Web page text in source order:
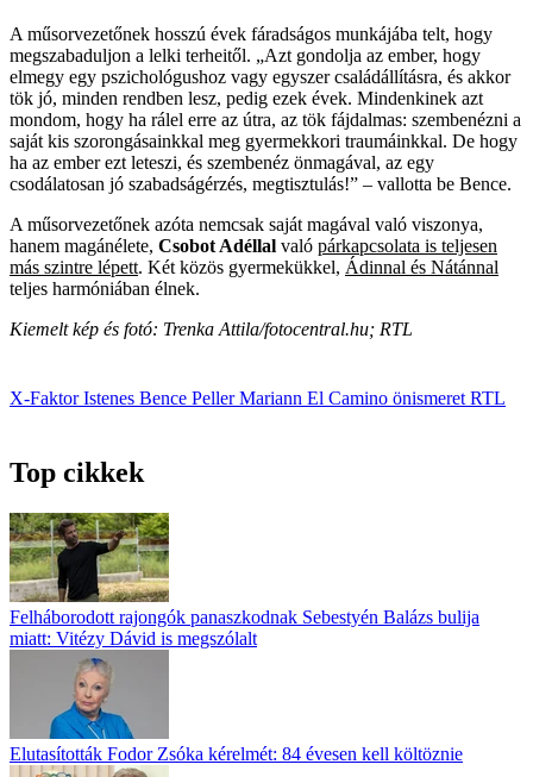
A műsorvezetőnek hosszú évek fáradságos munkájába telt, hogy
megszabaduljon a lelki terheitől. „Azt gondolja az ember, hogy
elmegy egy pszichológushoz vagy egyszer családállításra, és akkor
tök jó, minden rendben lesz, pedig ezek évek. Mindenkinek azt
mondom, hogy ha rálel erre az útra, az tök fájdalmas: szembenézni a
saját kis szorongásainkkal meg gyermekkori traumáinkkal. De hogy
ha az ember ezt leteszi, és szembenéz önmagával, az egy
csodálatosan jó szabadságérzés, megtisztulás!” – vallotta be Bence.
A műsorvezetőnek azóta nemcsak saját magával való viszonya,
hanem magánélete, Csobot Adéllal való párkapcsolata is teljesen
más szintre lépett. Két közös gyermekükkel, Ádinnal és Nátánnal
teljes harmóniában élnek.
Kiemelt kép és fotó: Trenka Attila/fotocentral.hu; RTL
X-FaktorIstenes Bence Peller Mariann El Camino önismeret RTL
Top cikkek
Felháborodott rajongók panaszkodnak Sebestyén Balázs bulija
miatt: Vitézy Dávid is megszólalt
Elutasították Fodor Zsóka kérelmét: 84 évesen kell költöznie